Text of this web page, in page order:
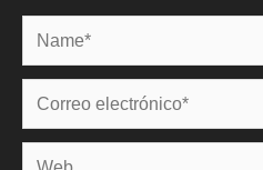
Name*
Correo
electrónico*
Web